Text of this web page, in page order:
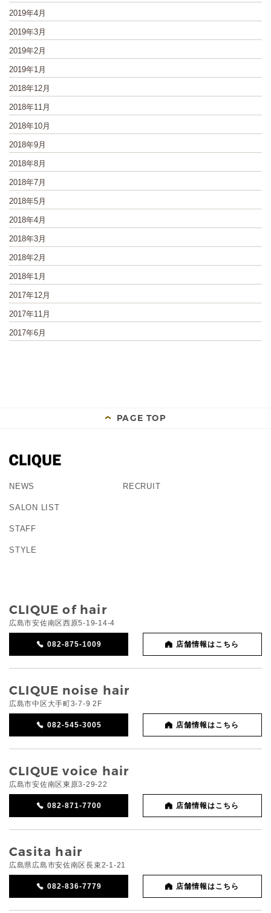
2019年4月
2019年3月
2019年2月
2019年1月
2018年12月
2018年11月
2018年10月
2018年9月
2018年8月
2018年7月
2018年5月
2018年4月
2018年3月
2018年2月
2018年1月
2017年12月
2017年11月
2017年6月
PAGE TOP
NEWS
SALON LIST
STAFF
STYLE
RECRUIT
CLIQUE of hair
広島市安佐南区西原5-19-14-4
082-875-1009 店舗情報はこちら
CLIQUE noise hair
広島市中区大手町3-7-9 2F
082-545-3005 店舗情報はこちら
CLIQUE voice hair
広島市安佐南区東原3-29-22
082-871-7700 店舗情報はこちら
Casita hair
広島県広島市安佐南区長束2-1-21
082-836-7779 店舗情報はこちら